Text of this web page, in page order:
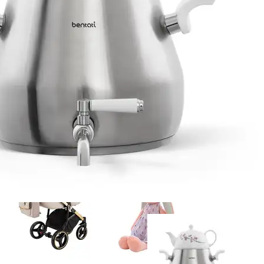
ورزش و سفر ورزش و سفر
اسباب بازی
مراقبتی و بهداشتی
مراقبتی و بهداشتی
آماده سازی غذا و نوشیدنی
آماده سازی غذا و
رفاهی و پذیرایی
همه دسته بندی های کالای کودک